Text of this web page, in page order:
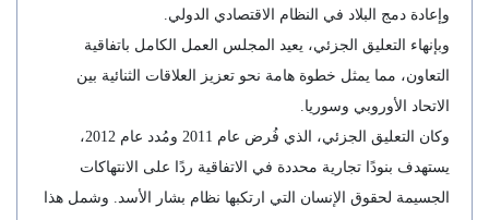
وإعادة دمج البلاد في النظام الاقتصادي الدولي.
وبإنهاء التعليق الجزئي، يعيد المجلس العمل الكامل باتفاقية
التعاون، مما يمثل خطوة هامة نحو تعزيز العلاقات الثنائية بين
الاتحاد الأوروبي وسوريا.
وكان التعليق الجزئي، الذي فُرض عام 2011 ومُدد عام 2012،
يستهدف بنودًا تجارية محددة في الاتفاقية ردًا على الانتهاكات
الجسيمة لحقوق الإنسان التي ارتكبها نظام بشار الأسد. وشمل هذا